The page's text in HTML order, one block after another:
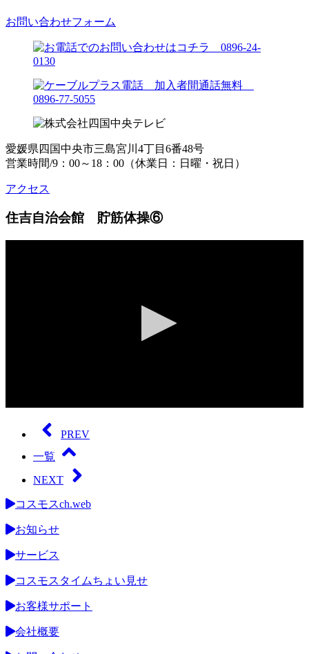
お問い合わせフォーム
愛媛県四国中央市三島宮川4丁目6番48号
営業時間/9：00～18：00（休業日：日曜・祝日）
アクセス
住吉自治会館 貯筋体操⑥
seconds
seconds
PREV
一覧
NEXT
コスモスch.web
お知らせ
サービス
コスモスタイムちょい見せ
お客様サポート
会社概要